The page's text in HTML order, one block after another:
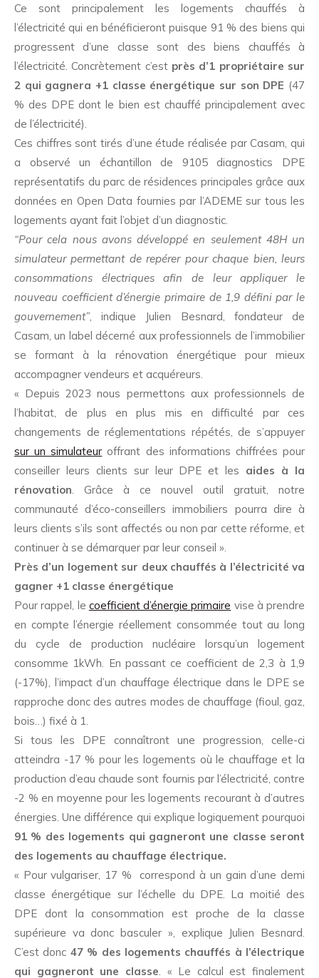
Ce sont principalement les logements chauffés à
l’électricité qui en bénéficieront puisque 91 % des biens qui
progressent d’une classe sont des biens chauffés à
l’électricité. Concrètement c’estprès d’1 propriétaire sur
2 qui gagnera +1 classe énergétique sur son DPE (47
% des DPE dont le bien est chauffé principalement avec
de l’électricité).
Ces chiffres sont tirés d’une étude réalisée par Casam, qui
a observé un échantillon de 9105 diagnostics DPE
représentatifs du parc de résidences principales grâce aux
données en Open Data fournies par l’ADEME sur tous les
logements ayant fait l’objet d’un diagnostic.
“Pour cela nous avons développé en seulement 48H un
simulateur permettant de repérer pour chaque bien, leurs
consommations électriques afin de leur appliquer le
nouveau coefficient d’énergie primaire de 1,9 défini par le
gouvernement”, indique Julien Besnard, fondateur de
Casam, un label décerné aux professionnels de l’immobilier
se formant à la rénovation énergétique pour mieux
accompagner vendeurs et acquéreurs.
« Depuis 2023 nous permettons aux professionnels de
l’habitat, de plus en plus mis en difficulté par ces
changements de réglementations répétés, de s’appuyer
sur un simulateur offrant des informations chiffrées pour
conseiller leurs clients sur leur DPE et les aides à la
rénovation. Grâce à ce nouvel outil gratuit, notre
communauté d’éco-conseillers immobiliers pourra dire à
leurs clients s’ils sont affectés ou non par cette réforme, et
continuer à se démarquer par leur conseil ».
Près d’un logement sur deux chauffés à l’électricité va
gagner +1 classe énergétique
Pour rappel, le coefficient d’énergie primaire vise à prendre
en compte l’énergie réellement consommée tout au long
du cycle de production nucléaire lorsqu’un logement
consomme 1kWh. En passant ce coefficient de 2,3 à 1,9
(-17%), l’impact d’un chauffage électrique dans le DPE se
rapproche donc des autres modes de chauffage (fioul, gaz,
bois…) fixé à 1.
Si tous les DPE connaîtront une progression, celle-ci
atteindra -17 % pour les logements où le chauffage et la
production d’eau chaude sont fournis par l’électricité, contre
-2 % en moyenne pour les logements recourant à d’autres
énergies. Une différence qui explique logiquement pourquoi
91 % des logements qui gagneront une classe seront
des logements au chauffage électrique.
« Pour vulgariser, 17 % correspond à un gain d’une demi
classe énergétique sur l’échelle du DPE. La moitié des
DPE dont la consommation est proche de la classe
supérieure va donc basculer », explique Julien Besnard.
C’est donc 47 % des logements chauffés à l’électrique
qui gagneront une classe. « Le calcul est finalement